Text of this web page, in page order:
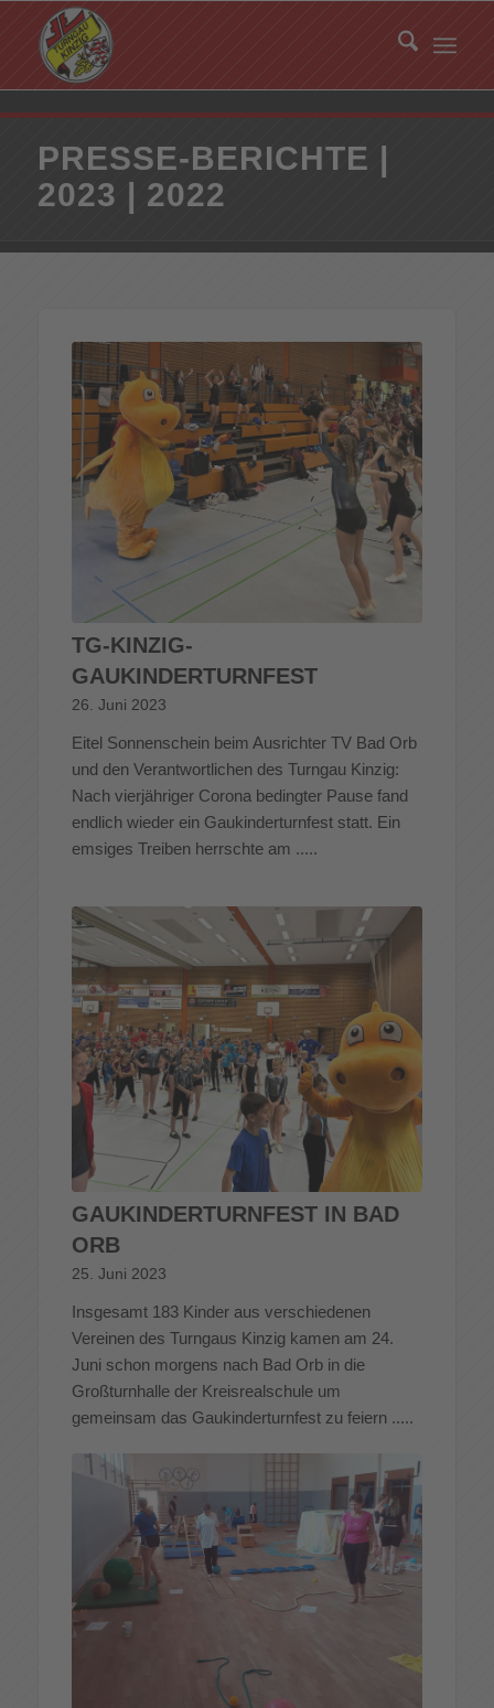
PRESSE-BERICHTE |
2023 | 2022
TG-KINZIG-
GAUKINDERTURNFEST
26. Juni 2023
Eitel Sonnenschein beim Ausrichter TV Bad Orb
und den Verantwortlichen des Turngau Kinzig:
Nach vierjähriger Corona bedingter Pause fand
endlich wieder ein Gaukinderturnfest statt. Ein
emsiges Treiben herrschte am .....
GAUKINDERTURNFEST IN BAD
ORB
25. Juni 2023
Insgesamt 183 Kinder aus verschiedenen
Vereinen des Turngaus Kinzig kamen am 24.
Juni schon morgens nach Bad Orb in die
Großturnhalle der Kreisrealschule um
gemeinsam das Gaukinderturnfest zu feiern .....